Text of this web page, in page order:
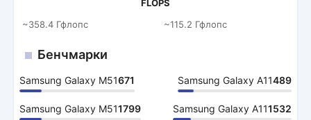
FLOPS
~358.4 Гфлопс
~115.2 Гфлопс
Бенчмарки
Samsung Galaxy M51671 Samsung Galaxy A11489
Samsung Galaxy M511799 Samsung Galaxy A111532